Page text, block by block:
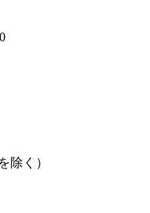
除く）